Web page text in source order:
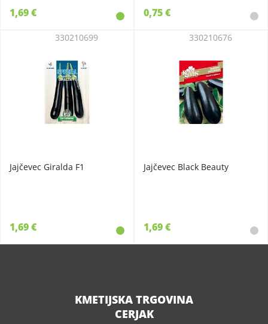
1,69 € 0,75 €
Jajčevec Giralda F1
330210699
1,69 €
Jajčevec Black Beauty
330210676
1,69 €
KMETIJSKA TRGOVINA
CERJAK